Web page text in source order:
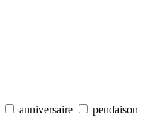
anniversaire
pendaison